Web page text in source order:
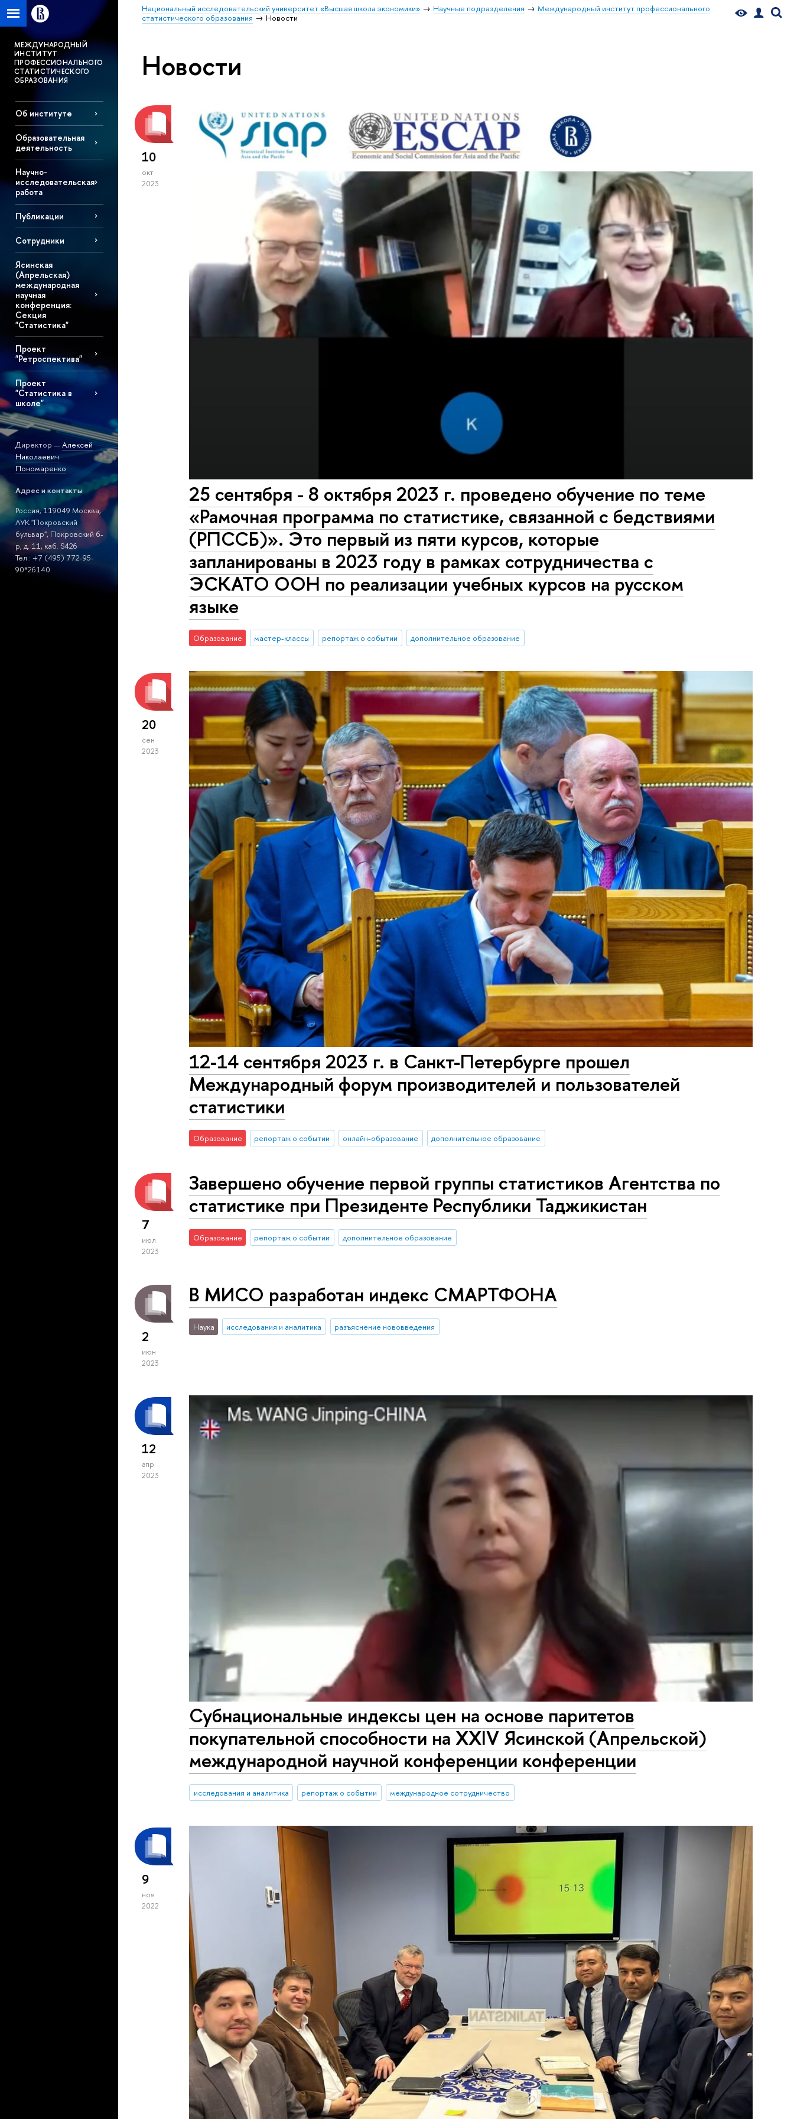
Национальный исследовательский университет «Высшая школа экономики» Научные подразделения
Международный институт профессионального
статистического образования
Новости
МЕЖДУНАРОДНЫЙ
ИНСТИТУТ
ПРОФЕССИОНАЛЬНОГО
СТАТИСТИЧЕСКОГО
ОБРАЗОВАНИЯ
Об институте
Образовательная
деятельность
Научно-
исследовательская
работа
Публикации
Сотрудники
Ясинская
(Апрельская)
международная
научная
конференция:
Секция
"Статистика"
Проект
"Ретроспектива"
Проект
"Статистика в
школе"
Директор —Алексей
Николаевич
Пономаренко
Адрес и контакты
Россия, 119049 Москва,
АУК "Покровский
бульвар", Покровский б-
р, д. 11, каб. S426
Тел.: +7 (495) 772-95-
90*26140
Новости
10
окт
2023
25 сентября - 8 октября 2023 г. проведено обучение по теме
«Рамочная программа по статистике, связанной с бедствиями
(РПССБ)». Это первый из пяти курсов, которые
запланированы в 2023 году в рамках сотрудничества с
ЭСКАТО ООН по реализации учебных курсов на русском
языке
Образование мастер-классы репортаж о событии дополнительное образование
20
сен
2023
12-14 сентября 2023 г. в Санкт-Петербурге прошел
Международный форум производителей и пользователей
статистики
Образование репортаж о событии онлайн-образование дополнительное образование
7
июл
2023
Завершено обучение первой группы статистиков Агентства по
статистике при Президенте Республики Таджикистан
Образование репортаж о событии дополнительное образование
2
июн
2023
В МИСО разработан индекс СМАРТФОНА
Наука исследования и аналитика разъяснение нововведения
12
апр
2023
Субнациональные индексы цен на основе паритетов
покупательной способности на XXIV Ясинской (Апрельской)
международной научной конференции конференции
исследования и аналитика репортаж о событии международное сотрудничество
9
ноя
2022